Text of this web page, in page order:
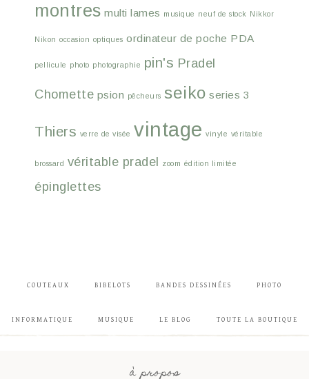
montres multi lames musique neuf de stock Nikkor
Nikon occasion optiques ordinateur de poche PDA
pellicule photo photographie pin's Pradel
Chomette psion pêcheurs seiko series 3
Thiers verre de visée vintage vinyle véritable
brossard véritable pradel zoom édition limitée
épinglettes
COUTEAUX BIBELOTS BANDES DESSINÉES PHOTO
INFORMATIQUE MUSIQUE LE BLOG TOUTE LA BOUTIQUE
à propos